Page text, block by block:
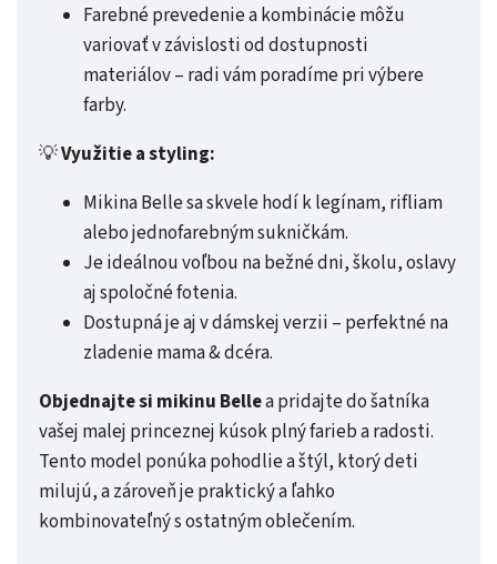
Farebné prevedenie a kombinácie môžu
variovať v závislosti od dostupnosti
materiálov – radi vám poradíme pri výbere
farby.
💡Využitie a styling:
Mikina Belle sa skvele hodí k legínam, rifliam
alebo jednofarebným sukničkám.
Je ideálnou voľbou na bežné dni, školu, oslavy
aj spoločné fotenia.
Dostupná je aj v dámskej verzii – perfektné na
zladenie mama & dcéra.
Objednajte si mikinu Bellea pridajte do šatníka
vašej malej princeznej kúsok plný farieb a radosti.
Tento model ponúka pohodlie a štýl, ktorý deti
milujú, a zároveň je praktický a ľahko
kombinovateľný s ostatným oblečením.